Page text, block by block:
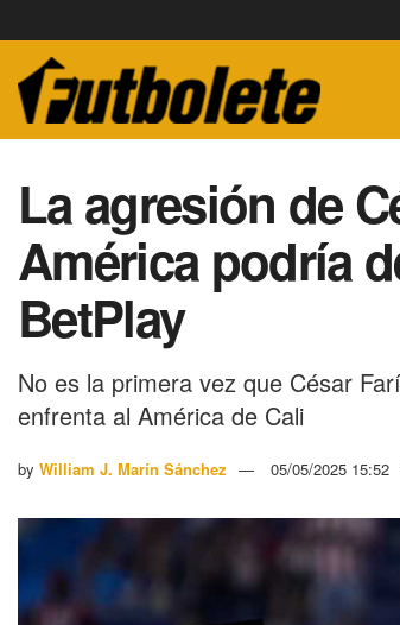
La agresión de
América podría
BetPlay
No es la primera vez que César
enfrenta al América de Cali
by William J. Marín Sánchez 05/05/2025 15:52